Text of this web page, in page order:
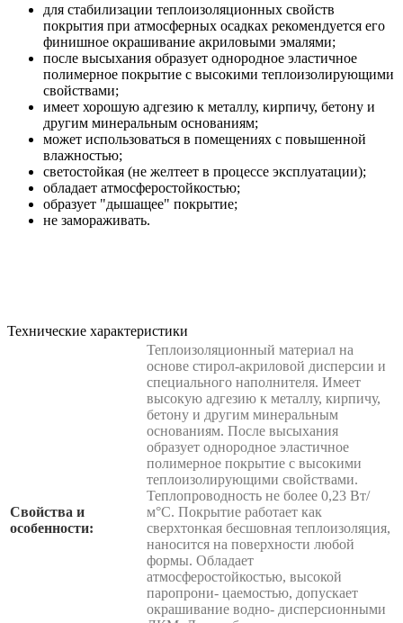
для стабилизации теплоизоляционных свойств
покрытия при атмосферных осадках рекомендуется его
финишное окрашивание акриловыми эмалями;
после высыхания образует однородное эластичное
полимерное покрытие с высокими теплоизолирующими
свойствами;
имеет хорошую адгезию к металлу, кирпичу, бетону и
другим минеральным основаниям;
может использоваться в помещениях с повышенной
влажностью;
светостойкая (не желтеет в процессе эксплуатации);
обладает атмосферостойкостью;
образует "дышащее" покрытие;
не замораживать.
Технические характеристики
Свойства и
особенности:
Теплоизоляционный материал на
основе стирол-акриловой дисперсии и
специального наполнителя. Имеет
высокую адгезию к металлу, кирпичу,
бетону и другим минеральным
основаниям. После высыхания
образует однородное эластичное
полимерное покрытие с высокими
теплоизолирующими свойствами.
Теплопроводность не более 0,23 Вт/
м°С. Покрытие работает как
сверхтонкая бесшовная теплоизоляция,
наносится на поверхности любой
формы. Обладает
атмосферостойкостью, высокой
паропрони- цаемостью, допускает
окрашивание водно- дисперсионными